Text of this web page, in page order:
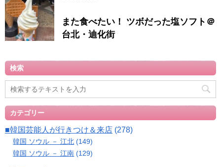
また食べたい！ ツボだった塩ソフト＠
台北・迪化街
検索
カテゴリー
■韓国芸能人が行きつけ＆来店 (278)
韓国 ソウル － 江北 (149)
韓国 ソウル － 江南 (129)